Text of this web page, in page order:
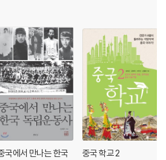
테인먼트 분야에서 일했다.
국에서 만나는 한국
중국 학교 2